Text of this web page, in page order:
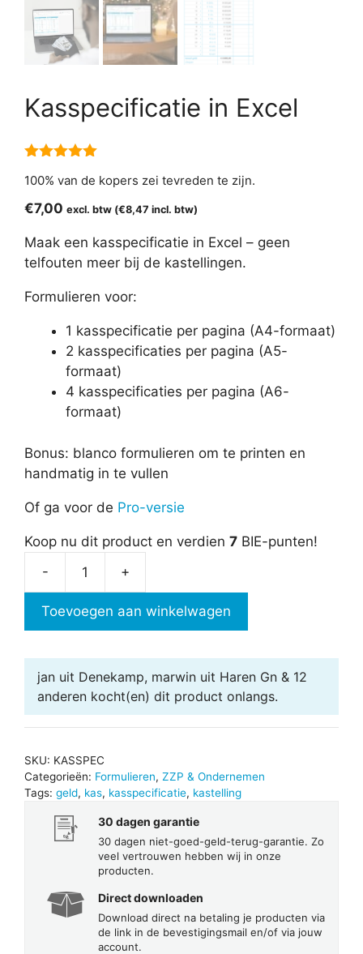
Kasspecificatie in Excel
100% van de kopers zei tevreden te zijn.
€7,00 excl. btw (€8,47 incl. btw)
Maak een kasspecificatie in Excel – geen
telfouten meer bij de kastellingen.
Formulieren voor:
1 kasspecificatie per pagina (A4-formaat)
2 kasspecificaties per pagina (A5-
formaat)
4 kasspecificaties per pagina (A6-
formaat)
Bonus: blanco formulieren om te printen en
handmatig in te vullen
Of ga voor de Pro-versie
Koop nu dit product en verdien 7 BIE-punten!
-
Excel
+
Toevoegen aan winkelwagen
jan uit Denekamp, marwin uit Haren Gn & 12
anderen kocht(en) dit product onlangs.
SKU: KASSPEC
Categorieën: Formulieren, ZZP & Ondernemen
Tags: geld, kas, kasspecificatie, kastelling
30 dagen garantie
30 dagen niet-goed-geld-terug-garantie. Zo
veel vertrouwen hebben wij in onze
producten.
Direct downloaden
Download direct na betaling je producten via
de link in de bevestigingsmail en/of via jouw
account.